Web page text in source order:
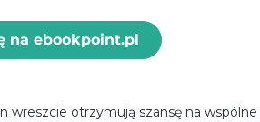
na ebookpoint.pl
wreszcie otrzymują szansę na wspólne